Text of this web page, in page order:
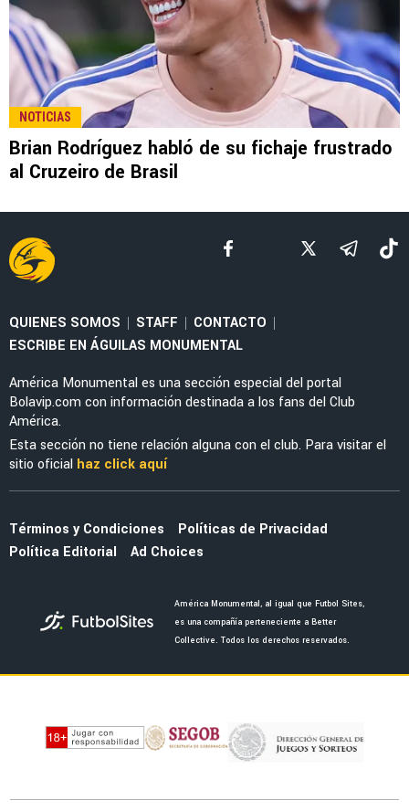
LEE TAMBIÉN
FUERZAS BÁSICAS
DT de América Sub-21 adelantó a la nueva
joya de las Águilas en categorías inferiores